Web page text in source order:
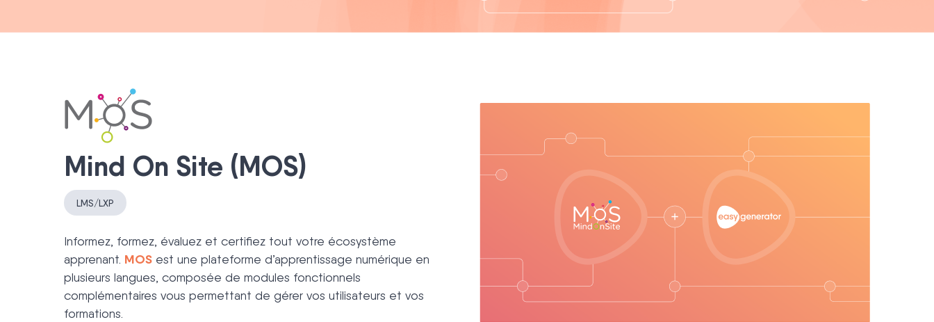
Mind On Site (MOS)
LMS/LXP
Informez, formez, évaluez et certifiez tout votre écosystème
apprenant. MOS est une plateforme d’apprentissage numérique en
plusieurs langues, composée de modules fonctionnels
complémentaires vous permettant de gérer vos utilisateurs et vos
formations.